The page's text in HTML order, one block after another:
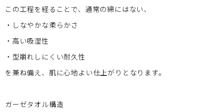
この工程を経ることで、通常の綿にはない、
・しなやかな柔らかさ
・高い吸湿性
・型崩れしにくい耐久性
を兼ね備え、肌に心地よい仕上がりとなります。
ガーゼタオル構造